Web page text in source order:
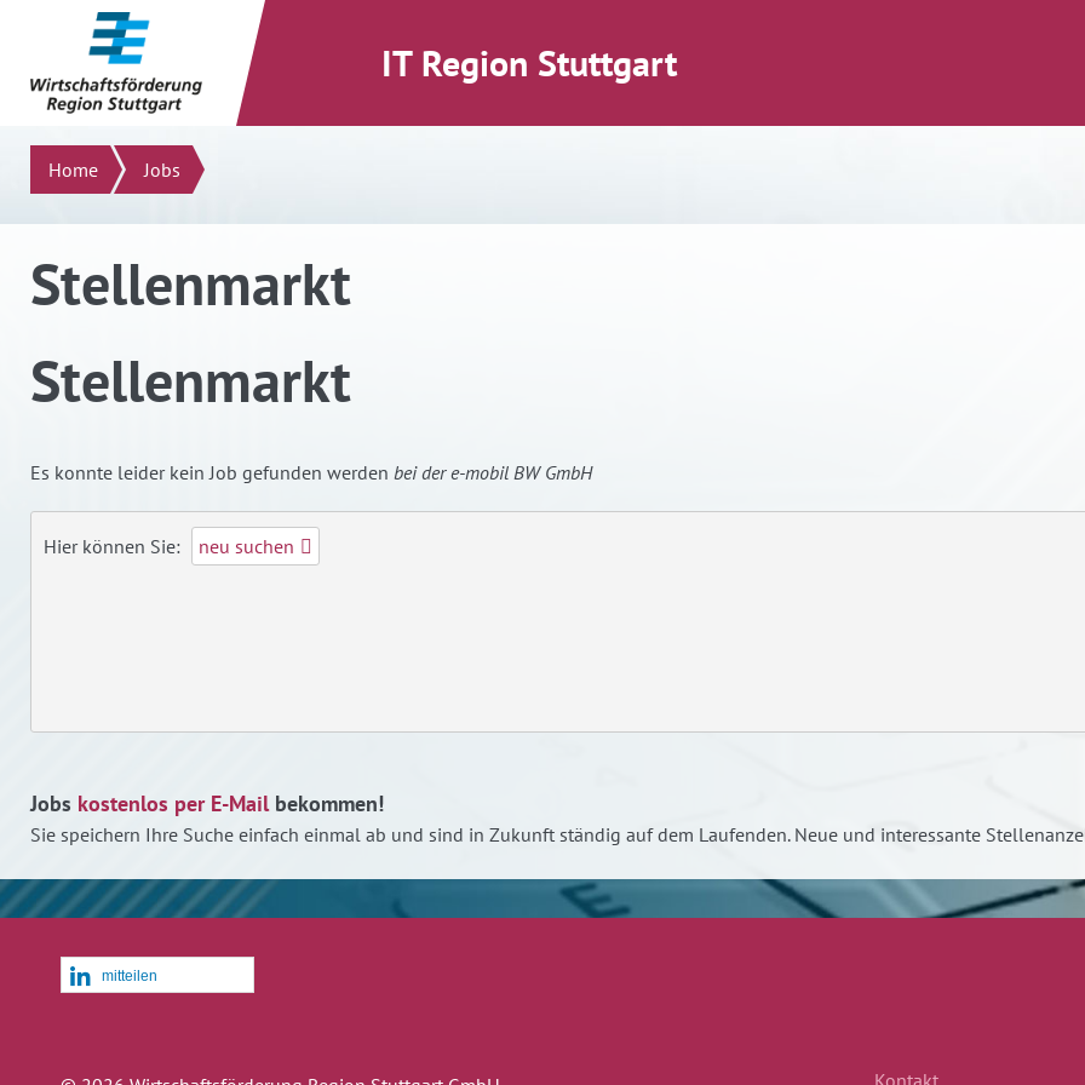
direkt zum Inhalt dieser Seite
direkt zum Menü springen
IT Region Stuttgart
Suchen
Home Jobs
Stellenmarkt
Stellenmarkt
Es konnte leider kein Job gefunden werden bei der e-mobil BW GmbH
Hier können Sie: neu suchen
Jobs kostenlos per E-Mailbekommen!
Sie speichern Ihre Suche einfach einmal ab und sind in Zukunft ständig auf dem Laufenden. Neue und interessante
mitteilen
Kontakt